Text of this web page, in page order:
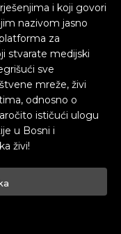
i koji govori
nazivom jasno
za
stvarate medijski
sve
mreže, živi
odnosno o
ističući ulogu
u Bosni i
živi!